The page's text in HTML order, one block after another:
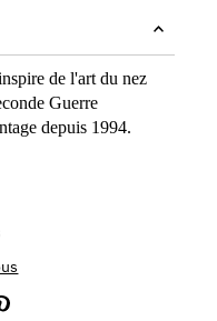
de l'art du nez
Guerre
depuis 1994.